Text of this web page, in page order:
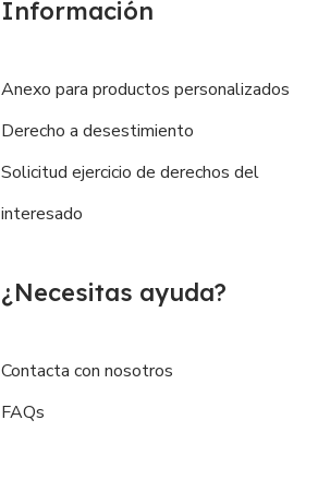
Información
Anexo para productos personalizados
Derecho a desestimiento
Solicitud ejercicio de derechos del
interesado
¿Necesitas ayuda?
Contacta con nosotros
FAQs